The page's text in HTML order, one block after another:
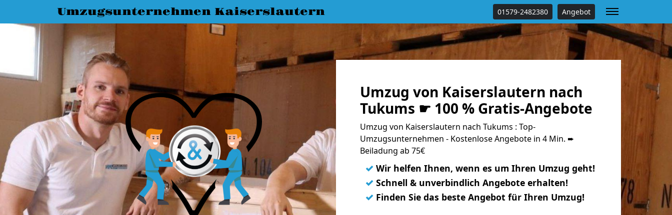
Umzugsunternehmen Kaiserslautern 01579-2482380 Angebot
Umzug von Kaiserslautern nach
Tukums ☛ 100 % Gratis-Angebote
Umzug von Kaiserslautern nach Tukums : Top-
Umzugsunternehmen - Kostenlose Angebote in 4 Min. ➨
Beiladung ab 75€
✓ Wir helfen Ihnen, wenn es um Ihren Umzug geht!
✓ Schnell & unverbindlich Angebote erhalten!
✓ Finden Sie das beste Angebot für Ihren Umzug!